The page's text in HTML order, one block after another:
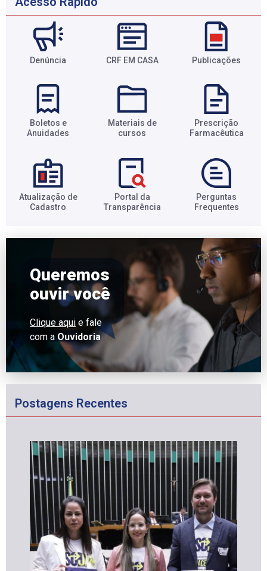
Denúncia CRF EM CASA Publicações
Boletos e
Anuidades​
Materiais de
cursos​
Prescrição
Farmacêutica​
Atualização de
Cadastro​
Portal da
Transparência​
Perguntas
Frequentes​
Queremos
ouvir você
Clique aqui e fale
com a Ouvidoria
Postagens Recentes